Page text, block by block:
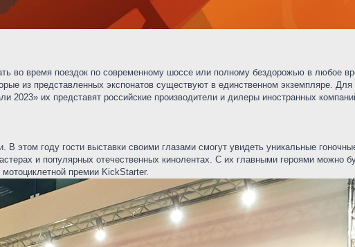
во время поездок по современному шоссе или полному бездорожью в любое
из представленных экспонатов существуют в единственном экземпляре.
2023» их представят российские производители и дилеры иностранных
этом году гости выставки своими глазами смогут увидеть уникальные
и популярных отечественных кинолентах. С их главными героями можно
премии KickStarter.